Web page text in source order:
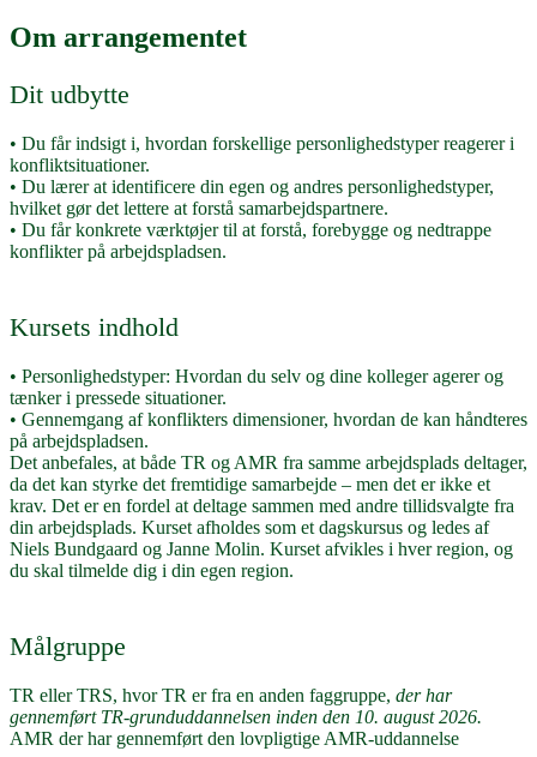
Om arrangementet
Dit udbytte
• Du får indsigt i, hvordan forskellige personlighedstyper reagerer i
konfliktsituationer.
• Du lærer at identificere din egen og andres personlighedstyper,
hvilket gør det lettere at forstå samarbejdspartnere.
• Du får konkrete værktøjer til at forstå, forebygge og nedtrappe
konflikter på arbejdspladsen.
Kursets indhold
• Personlighedstyper: Hvordan du selv og dine kolleger agerer og
tænker i pressede situationer.
• Gennemgang af konflikters dimensioner, hvordan de kan håndteres
på arbejdspladsen.
Det anbefales, at både TR og AMR fra samme arbejdsplads deltager,
da det kan styrke det fremtidige samarbejde – men det er ikke et
krav. Det er en fordel at deltage sammen med andre tillidsvalgte fra
din arbejdsplads. Kurset afholdes som et dagskursus og ledes af
Niels Bundgaard og Janne Molin. Kurset afvikles i hver region, og
du skal tilmelde dig i din egen region.
Målgruppe
TR eller TRS, hvor TR er fra en anden faggruppe, der har
gennemført TR-grunduddannelsen inden den 10. august 2026.
AMR der har gennemført den lovpligtige AMR-uddannelse